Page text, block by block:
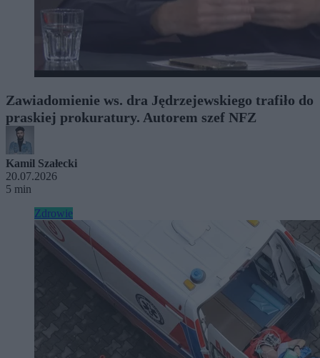
Zawiadomienie ws. dra Jędrzejewskiego trafiło do
praskiej prokuratury. Autorem szef NFZ
Kamil Szałecki
20.07.2026
5 min
Zdrowie